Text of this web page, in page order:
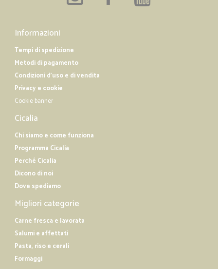
Informazioni
Tempi di spedizione
Metodi di pagamento
Condizioni d'uso e di vendita
Privacy e cookie
Cookie banner
Cicalia
Chi siamo e come funziona
Programma Cicalia
Perché Cicalia
Dicono di noi
Dove spediamo
Migliori categorie
Carne fresca e lavorata
Salumi e affettati
Pasta, riso e cerali
Formaggi